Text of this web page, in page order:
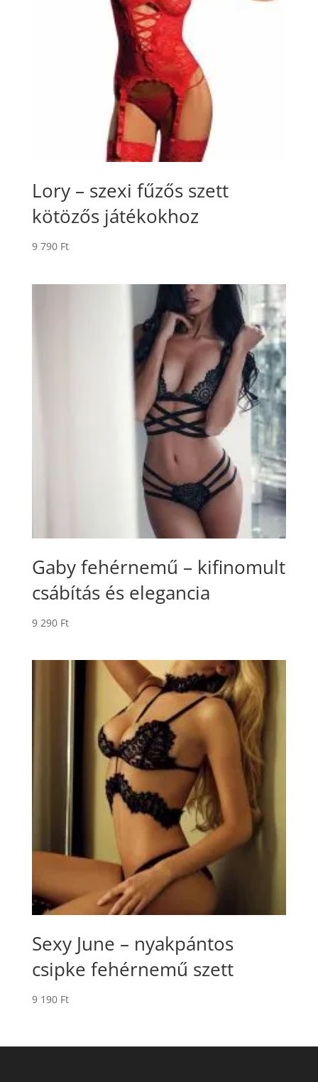
Lory – szexi fűzős szett
kötözős játékokhoz
9 790 Ft
Gaby fehérnemű – kifinomult
csábítás és elegancia
9 290 Ft
Sexy June – nyakpántos
csipke fehérnemű szett
9 190 Ft